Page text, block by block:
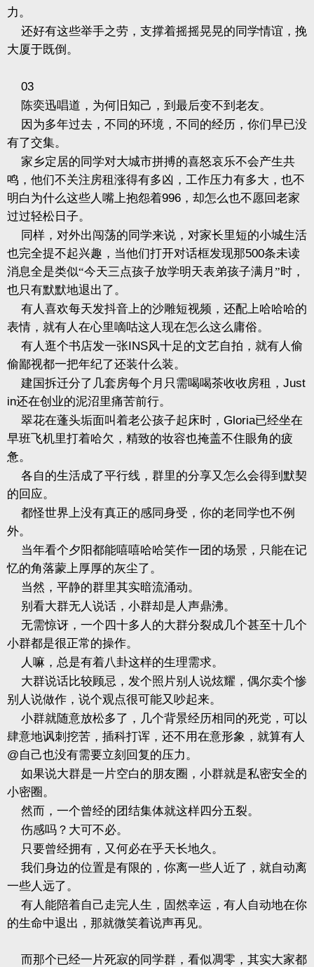
力。
还好有这些举手之劳，支撑着摇摇晃晃的同学情谊，挽
大厦于既倒。
03
陈奕迅唱道，为何旧知己，到最后变不到老友。
因为多年过去，不同的环境，不同的经历，你们早已没
有了交集。
家乡定居的同学对大城市拼搏的喜怒哀乐不会产生共
鸣，他们不关注房租涨得有多凶，工作压力有多大，也不
明白为什么这些人嘴上抱怨着996 ，却怎么也不愿回老家
过过轻松日子。
同样，对外出闯荡的同学来说，对家长里短的小城生活
也完全提不起兴趣，当他们打开对话框发现那500条未读
消息全是类似“今天三点孩子放学明天表弟孩子满月”时，
也只有默默地退出了。
有人喜欢每天发抖音上的沙雕短视频，还配上哈哈哈的
表情，就有人在心里嘀咕这人现在怎么这么庸俗。
有人逛个书店发一张INS风十足的文艺自拍，就有人偷
偷鄙视都一把年纪了还装什么装。
建国拆迁分了几套房每个月只需喝喝茶收收房租， Just
in还在创业的泥沼里痛苦前行。
翠花在蓬头垢面叫着老公孩子起床时， Gloria已经坐在
早班飞机里打着哈欠，精致的妆容也掩盖不住眼角的疲
惫。
各自的生活成了平行线，群里的分享又怎么会得到默契
的回应。
都怪世界上没有真正的感同身受，你的老同学也不例
外。
当年看个夕阳都能嘻嘻哈哈笑作一团的场景，只能在记
忆的角落蒙上厚厚的灰尘了。
当然，平静的群里其实暗流涌动。
别看大群无人说话，小群却是人声鼎沸。
无需惊讶，一个四十多人的大群分裂成几个甚至十几个
小群都是很正常的操作。
人嘛，总是有着八卦这样的生理需求。
大群说话比较顾忌，发个照片别人说炫耀，偶尔卖个惨
别人说做作，说个观点很可能又吵起来。
小群就随意放松多了，几个背景经历相同的死党，可以
肆意地讽刺挖苦，插科打诨，还不用在意形象，就算有人
@自己也没有需要立刻回复的压力。
如果说大群是一片空白的朋友圈，小群就是私密安全的
小密圈。
然而，一个曾经的团结集体就这样四分五裂。
伤感吗？大可不必。
只要曾经拥有，又何必在乎天长地久。
我们身边的位置是有限的，你离一些人近了，就自动离
一些人远了。
有人能陪着自己走完人生，固然幸运，有人自动地在你
的生命中退出，那就微笑着说声再见。
而那个已经一片死寂的同学群，看似凋零，其实大家都